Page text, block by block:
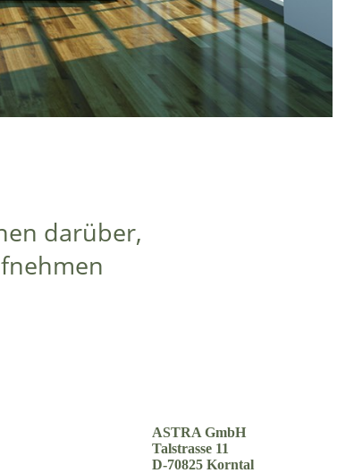
darüber,
ASTRA GmbH
Talstrasse 11
D-70825 Korntal